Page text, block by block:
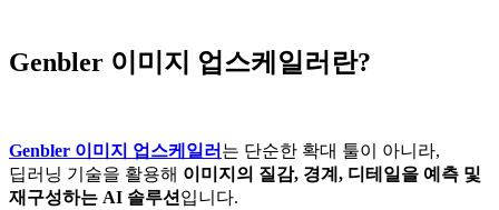
Genbler 이미지 업스케일러란?
Genbler 이미지 업스케일러 는 단순한 확대 툴이 아니라,
딥러닝 기술을 활용해 이미지의 질감, 경계, 디테일을 예측 및
재구성하는 AI 솔루션 입니다.